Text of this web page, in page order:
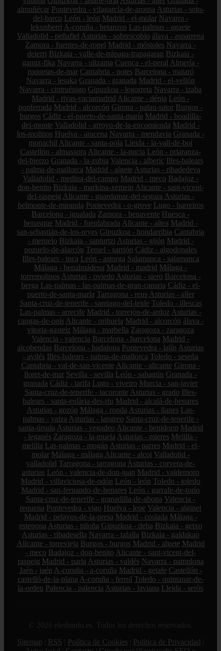
almuñécar Pontevedra - vilagarcía-de-arousa Asturias - soto-
del-barco León - león Madrid - el-molar Navarra -
lekunberri A-coruña - betanzos Las-palmas - agaete
Valladolid - peñafiel Asturias - sobrescobio álava - asparrena
Zamora - fuentes-de-ropel Madrid - móstoles Navarra -
deierri Bizkaia - valle-de-trápaga-trapagaran Bizkaia -
gamiz-fika Navarra - ultzama Cuenca - el-peral Almería -
roquetas-de-mar Cantabria - potes Barcelona - mataró
Navarra - lesaka Granada - granada Madrid - el-vellón
Navarra - cintruénigo Gipuzkoa - legorreta Navarra - izaba
Madrid - rivas-vaciamadrid Alicante - dénia León -
ponferrada Madrid - alcorcón Girona - palau-sator Burgos -
burgos Cádiz - el-puerto-de-santa-maría Madrid - boadilla-
del-monte Valladolid - arroyo-de-la-encomienda Madrid -
los-molinos Huelva - aracena Navarra - mendavia Granada -
monachil Alicante - santa-pola Lleida - la-vall-de-boí
Castellón - almassora Alicante - la-nucia León - priaranza-
del-bierzo Granada - la-zubia Valencia - alberic Illes-balears
- palma-de-mallorca Madrid - algete Asturias - ribadedeva
Valladolid - medina-del-campo Madrid - meco Badajoz -
don-benito Bizkaia - markina-xemein Alicante - sant-vicent-
del-raspeig Alicante - guardamar-del-segura Asturias -
belmonte-de-miranda Pontevedra - o-grove Lugo - barreiros
Barcelona - igualada Zamora - benavente Huesca -
benasque Madrid - fuenlabrada Alicante - altea Madrid -
san-sebastián-de-los-reyes Gipuzkoa - hondarribia Cantabria
- meruelo Bizkaia - santurtzi Asturias - gijón Madrid -
pozuelo-de-alarcón Teruel - sarrión Cádiz - algodonales
Illes-balears - inca León - astorga Salamanca - salamanca
Málaga - benalmádena Madrid - madrid Málaga -
torremolinos Asturias - oviedo Asturias - siero Barcelona -
berga Las-palmas - las-palmas-de-gran-canaria Cádiz - el-
puerto-de-santa-maría Tarragona - reus Asturias - aller
Santa-cruz-de-tenerife - santiago-del-teide Toledo - illescas
Las-palmas - arrecife Madrid - torrejón-de-ardoz Asturias -
cangas-de-onís Alicante - orihuela Madrid - alcorcón álava -
vitoria-gasteiz Málaga - marbella Zaragoza - zaragoza
Valencia - valencia Barcelona - barcelona Madrid -
alcobendas Barcelona - badalona Pontevedra - lalín Asturias
- avilés Illes-balears - palma-de-mallorca Toledo - seseña
Cantabria - val-de-san-vicente Alicante - alicante Girona -
lloret-de-mar Sevilla - sevilla León - sahagún Granada -
granada Cádiz - tarifa Lugo - viveiro Murcia - san-javier
Santa-cruz-de-tenerife - tacoronte Asturias - grado Illes-
balears - santa-eulària-des-riu Madrid - alcalá-de-henares
Asturias - gozón Málaga - ronda Asturias - llanes Las-
palmas - yaiza Asturias - langreo Santa-cruz-de-tenerife -
santa-úrsula Asturias - vegadeo Alicante - benidorm Madrid
- leganés Zaragoza - la-muela Asturias - mieres Melilla -
melilla Las-palmas - mogán Asturias - parres Madrid - el-
molar Málaga - málaga Alicante - alcoi Valladolid -
valladolid Tarragona - tarragona Asturias - corvera-de-
asturias León - valencia-de-don-juan Madrid - valdemoro
Madrid - villaviciosa-de-odón León - león Toledo - toledo
Madrid - san-fernando-de-henares León - garrafe-de-torío
Santa-cruz-de-tenerife - granadilla-de-abona Valencia -
requena Pontevedra - vigo Huelva - lepe Valencia - alginet
Madrid - pelayos-de-la-presa Madrid - coslada Málaga -
estepona Asturias - piloña Gipuzkoa - deba Bizkaia - getxo
Asturias - ribadesella Navarra - tafalla Bizkaia - galdakao
Alicante - torrevieja Burgos - burgos Madrid - algete Madrid
- meco Badajoz - don-benito Alicante - sant-vicent-del-
raspeig Madrid - parla Asturias - valdés Navarra - pamplona
Jaén - jaén A-coruña - a-coruña Madrid - getafe Castellón -
castelló-de-la-plana A-coruña - ferrol Toledo - quintanar-de-
la-orden Palencia - palencia Asturias - laviana Lleida - seròs
© 2026 elesbardu.es. Todos los derechos reservados.
Sitemap
RSS Política de Cookies Política de Privacidad